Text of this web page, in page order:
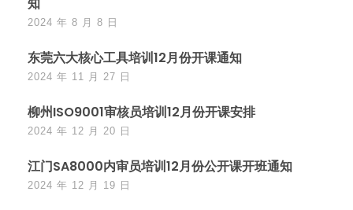
2024 年 8 月 8 日
东莞六大核心工具培训12月份开课通知
2024 年 11 月 27 日
柳州ISO9001审核员培训12月份开课安排
2024 年 12 月 20 日
江门SA8000内审员培训12月份公开课开班通知
2024 年 12 月 19 日